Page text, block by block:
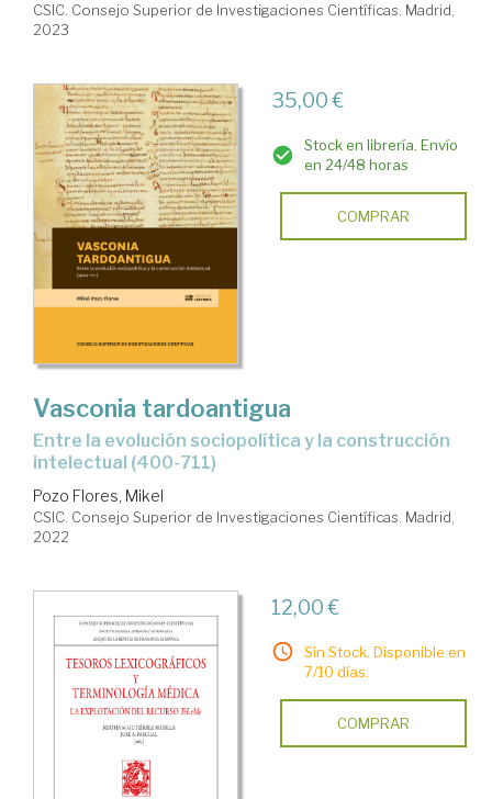
CSIC. Consejo Superior de Investigaciones Científicas. Madrid,
2023
35,00 €
Stock en librería. Envío
en 24/48 horas
COMPRAR
Vasconia tardoantigua
entre la evolución sociopolítica y la construcción
intelectual (400-711)
Pozo Flores, Mikel
CSIC. Consejo Superior de Investigaciones Científicas. Madrid,
2022
12,00 €
Sin Stock. Disponible en
7/10 días.
COMPRAR